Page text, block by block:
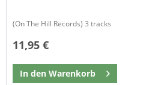
(On The Hill Records) 3 tracks
11,95 €
In den Warenkorb